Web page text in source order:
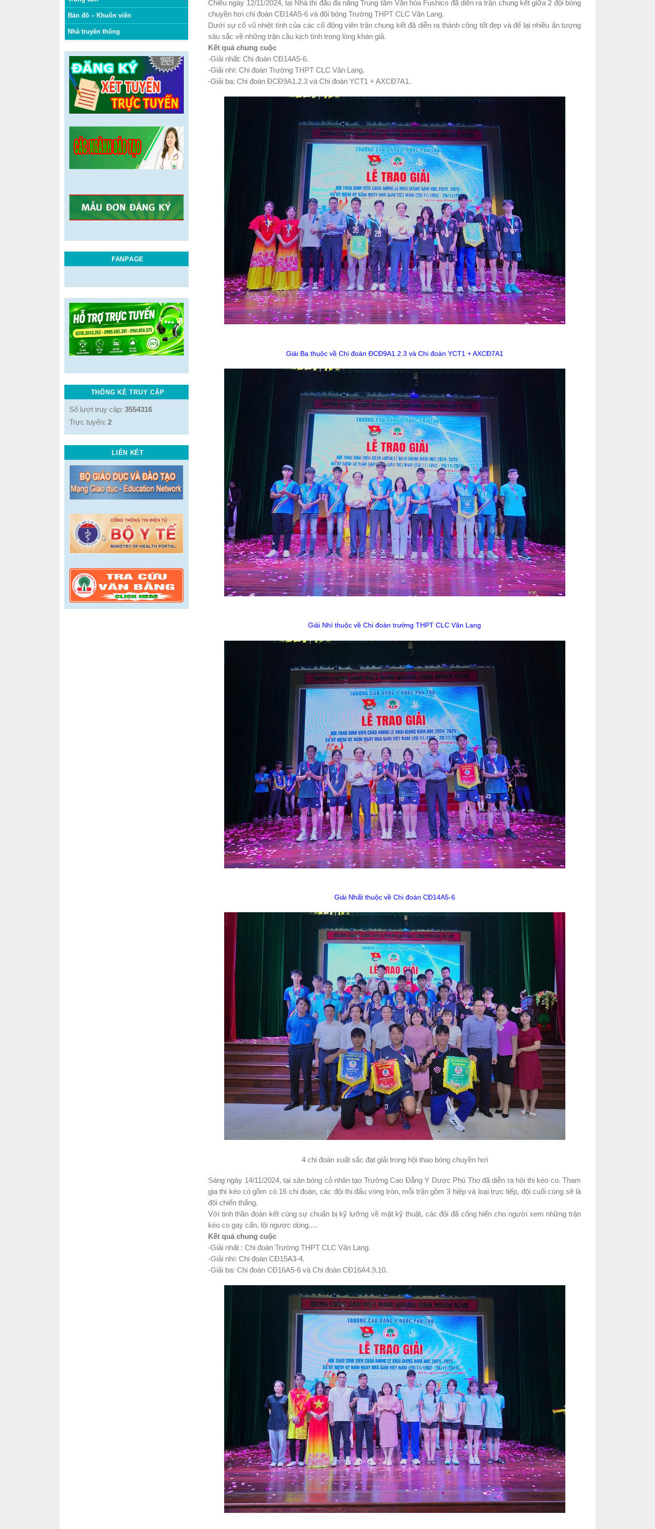
Bản đồ – Khuôn viên
Nhà truyền thống
FANPAGE
THỐNG KÊ TRUY CẬP
Số lượt truy cập: 3554316
Trực tuyến: 2
LIÊN KẾT
Chiều ngày 12/11/2024, tại Nhà thi đấu đa năng Trung tâm Văn hóa Fushico đã diễn ra trận chung kết giữa 2 đội bóng
chuyền hơi chi đoàn CĐ14A5-6 và đội bóng Trường THPT CLC Văn Lang.
Dưới sự cổ vũ nhiệt tình của các cổ động viên trận chung kết đã diễn ra thành công tốt đẹp và để lại nhiều ấn tượng
sâu sắc về những trận cầu kịch tính trong lòng khán giả.
Kết quả chung cuộc
-Giải nhất: Chi đoàn CĐ14A5-6.
-Giải nhì: Chi đoàn Trường THPT CLC Văn Lang.
-Giải ba: Chi đoàn ĐCĐ9A1.2.3 và Chi đoàn YCT1 + AXCĐ7A1.
Giải Ba thuộc về Chi đoàn ĐCĐ9A1.2.3 và Chi đoàn YCT1 + AXCĐ7A1
Giải Nhì thuộc về Chi đoàn trường THPT CLC Văn Lang
Giải Nhất thuộc về Chi đoàn CĐ14A5-6
4 chi đoàn xuất sắc đạt giải trong hội thao bóng chuyền hơi
Sáng ngày 14/11/2024, tại sân bóng cỏ nhân tạo Trường Cao Đẳng Y Dược Phú Thọ đã diễn ra hội thi kéo co. Tham
gia thi kéo có gồm có 16 chi đoàn, các đội thi đấu vòng tròn, mỗi trận gồm 3 hiệp và loại trực tiếp, đội cuối cùng sẽ là
đội chiến thắng.
Với tinh thần đoàn kết cùng sự chuẩn bị kỹ lưỡng về mặt kỹ thuật, các đội đã cống hiến cho người xem những trận
kéo co gay cấn, lội ngược dòng,…
Kết quả chung cuộc
-Giải nhất : Chi đoàn Trường THPT CLC Văn Lang.
-Giải nhì: Chi đoàn CĐ15A3-4.
-Giải ba: Chi đoàn CĐ16A5-6 và Chi đoàn CĐ16A4.9.10.